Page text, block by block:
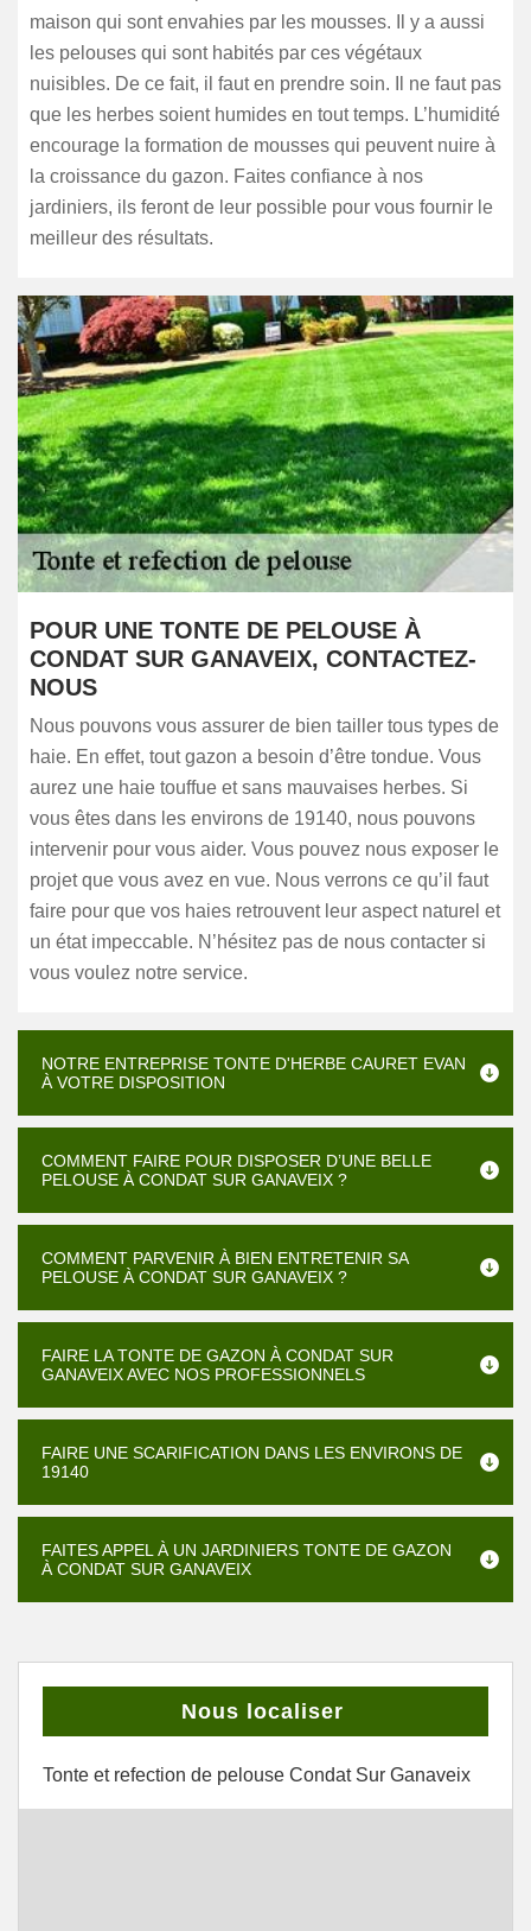
maison qui sont envahies par les mousses. Il y a aussi
les pelouses qui sont habités par ces végétaux
nuisibles. De ce fait, il faut en prendre soin. Il ne faut pas
que les herbes soient humides en tout temps. L’humidité
encourage la formation de mousses qui peuvent nuire à
la croissance du gazon. Faites confiance à nos
jardiniers, ils feront de leur possible pour vous fournir le
meilleur des résultats.
POUR UNE TONTE DE PELOUSE À
CONDAT SUR GANAVEIX, CONTACTEZ-
NOUS
Nous pouvons vous assurer de bien tailler tous types de
haie. En effet, tout gazon a besoin d’être tondue. Vous
aurez une haie touffue et sans mauvaises herbes. Si
vous êtes dans les environs de 19140, nous pouvons
intervenir pour vous aider. Vous pouvez nous exposer le
projet que vous avez en vue. Nous verrons ce qu’il faut
faire pour que vos haies retrouvent leur aspect naturel et
un état impeccable. N’hésitez pas de nous contacter si
vous voulez notre service.
NOTRE ENTREPRISE TONTE D'HERBE CAURET EVAN
À VOTRE DISPOSITION
COMMENT FAIRE POUR DISPOSER D’UNE BELLE
PELOUSE À CONDAT SUR GANAVEIX ?
COMMENT PARVENIR À BIEN ENTRETENIR SA
PELOUSE À CONDAT SUR GANAVEIX ?
FAIRE LA TONTE DE GAZON À CONDAT SUR
GANAVEIX AVEC NOS PROFESSIONNELS
FAIRE UNE SCARIFICATION DANS LES ENVIRONS DE
19140
FAITES APPEL À UN JARDINIERS TONTE DE GAZON
À CONDAT SUR GANAVEIX
Nous localiser
Tonte et refection de pelouse Condat Sur Ganaveix